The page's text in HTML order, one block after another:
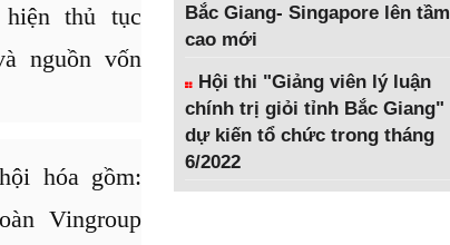
thủ tục
nguồn vốn
hóa gồm:
Vingroup
Bắc Giang- Singapore lên tầm
cao mới
Hội thi "Giảng viên lý luận
chính trị giỏi tỉnh Bắc Giang"
dự kiến tổ chức trong tháng
6/2022